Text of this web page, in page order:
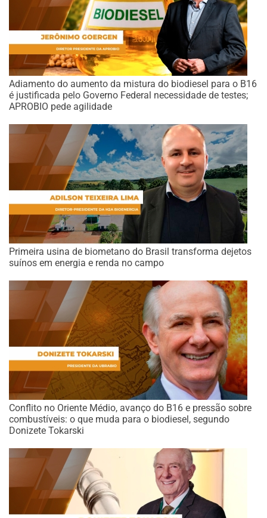
Adiamento do aumento da mistura do biodiesel para o B16
é justificada pelo Governo Federal necessidade de testes;
APROBIO pede agilidade
Primeira usina de biometano do Brasil transforma dejetos
suínos em energia e renda no campo
Conflito no Oriente Médio, avanço do B16 e pressão sobre
combustíveis: o que muda para o biodiesel, segundo
Donizete Tokarski